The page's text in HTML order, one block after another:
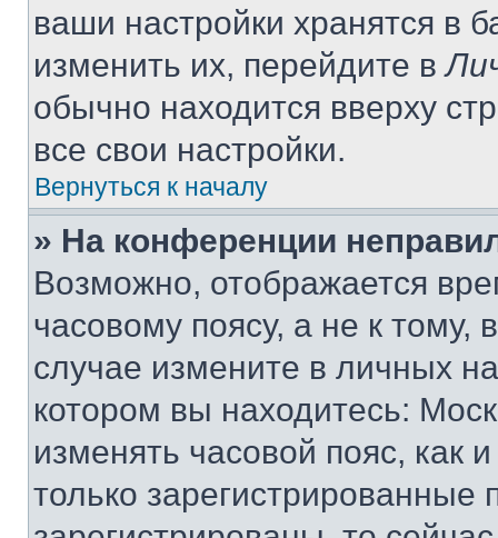
ваши настройки хранятся в
изменить их, перейдите в
обычно находится вверху
все свои настройки.
Вернуться к началу
» На конференции
Возможно, отображается
часовому поясу, а не к тому,
случае измените в личных
котором вы находитесь:
изменять часовой пояс, как
только